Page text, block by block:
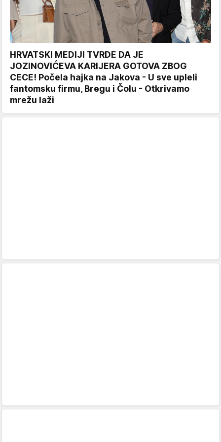
HRVATSKI MEDIJI TVRDE DA JE
JOZINOVIĆEVA KARIJERA GOTOVA ZBOG
CECE! Počela hajka na Jakova - U sve upleli
fantomsku firmu, Bregu i Čolu - Otkrivamo
mrežu laži